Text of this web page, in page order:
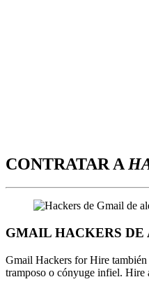
CONTRATAR A
GMAIL HACKERS DE
Gmail Hackers for Hire
tramposo o cónyuge infiel. Hire